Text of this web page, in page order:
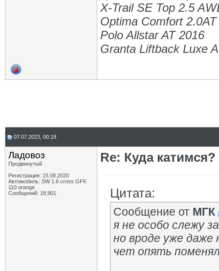
X-Trail SE Top 2.5
Optima Comfort
Polo Allstar AT 2016
Granta Liftback Luxe
07.07.2023, 00:18
Ладовоз
Продвинутый
Регистрация: 15.08.2020
Автомобиль: SW 1.6 cross GFK
110 orange
Сообщений: 18,901
Re: Куда катимся?
Цитата:
Сообщение от МГК
я не особо слежу
но вроде уже даже
чет опять